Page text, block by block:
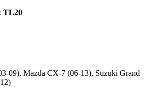
TL20
09), Mazda CX-7 (06-13), Suzuki Grand